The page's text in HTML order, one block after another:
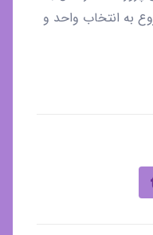
و اوایل سال ۱۴۰۵ شروع به انتخاب واحد و